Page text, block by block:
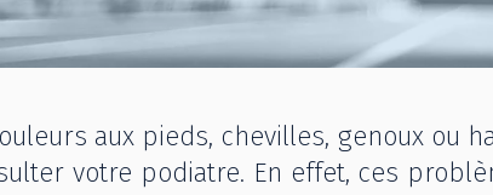
aux pieds, chevilles, genoux ou
votre podiatre. En effet, ces